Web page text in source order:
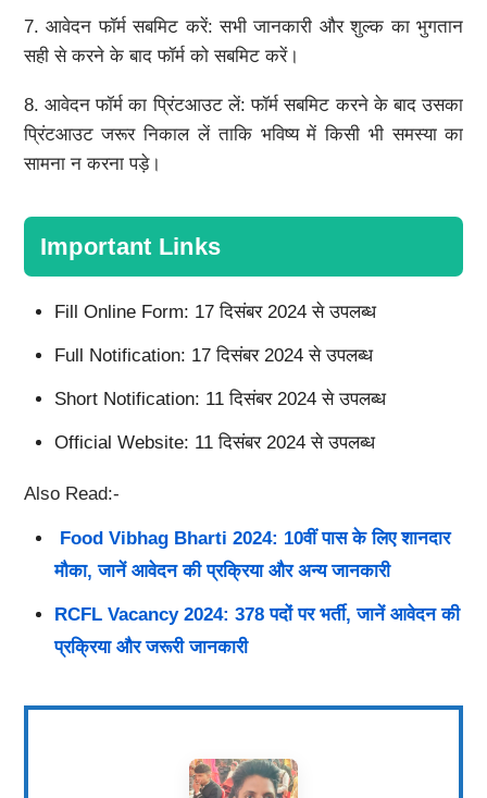
7. आवेदन फॉर्म सबमिट करें: सभी जानकारी और शुल्क का भुगतान
सही से करने के बाद फॉर्म को सबमिट करें।
8. आवेदन फॉर्म का प्रिंटआउट लें: फॉर्म सबमिट करने के बाद उसका
प्रिंटआउट जरूर निकाल लें ताकि भविष्य में किसी भी समस्या का
सामना न करना पड़े।
Important Links
Fill Online Form: 17 दिसंबर 2024 से उपलब्ध
Full Notification: 17 दिसंबर 2024 से उपलब्ध
Short Notification: 11 दिसंबर 2024 से उपलब्ध
Official Website: 11 दिसंबर 2024 से उपलब्ध
Also Read:-
Food Vibhag Bharti 2024: 10वीं पास के लिए शानदार
मौका, जानें आवेदन की प्रक्रिया और अन्य जानकारी
RCFL Vacancy 2024: 378 पदों पर भर्ती, जानें आवेदन की
प्रक्रिया और जरूरी जानकारी